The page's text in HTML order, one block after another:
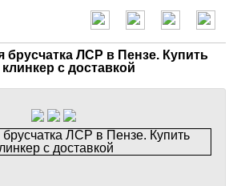
брусчатка ЛСР в Пензе. Купить
клинкер с доставкой